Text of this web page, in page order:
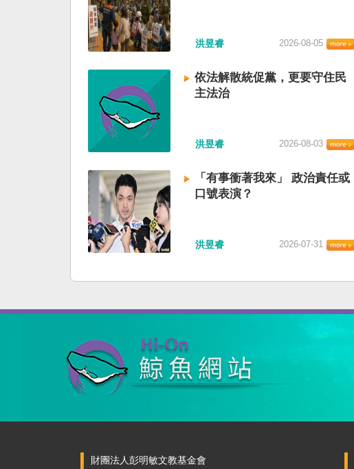
洪昱睿 2026-08-05
依法解散統促黨，更要守住民
主法治
洪昱睿 2026-08-03
「有事衝著我來」 政治責任或
口號表演？
洪昱睿 2026-07-31
財團法人彭明敏文教基金會